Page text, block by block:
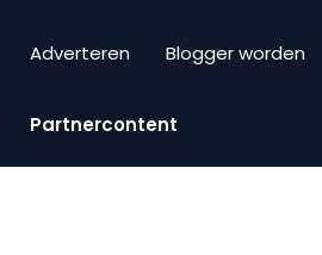
Adverteren Blogger worden
Partnercontent